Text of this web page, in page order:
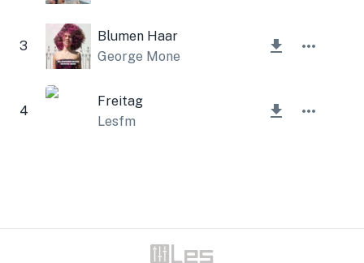
3
Blumen Haar
George Mone
4
Freitag
Lesfm